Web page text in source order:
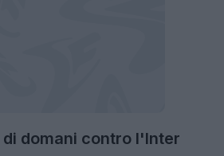
domani contro l'Inter